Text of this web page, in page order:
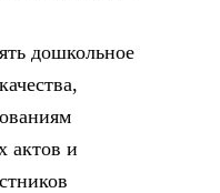
дошкольное
актов и